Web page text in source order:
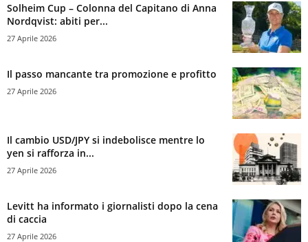
Solheim Cup – Colonna del Capitano di Anna
Nordqvist: abiti per...
27 Aprile 2026
Il passo mancante tra promozione e profitto
27 Aprile 2026
Il cambio USD/JPY si indebolisce mentre lo
yen si rafforza in...
27 Aprile 2026
Levitt ha informato i giornalisti dopo la cena
di caccia
27 Aprile 2026